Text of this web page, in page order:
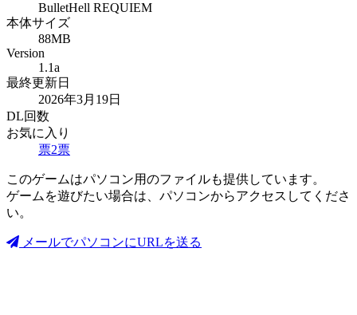
BulletHell REQUIEM
本体サイズ
88MB
Version
1.1a
最終更新日
2026年3月19日
DL回数
お気に入り
票2票
このゲームはパソコン用のファイルも提供しています。
ゲームを遊びたい場合は、パソコンからアクセスしてくださ
い。
メールでパソコンにURLを送る